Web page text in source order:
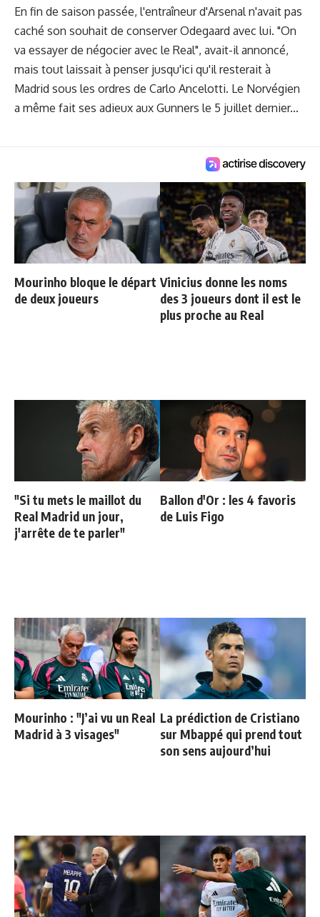
En fin de saison passée, l'entraîneur d'Arsenal n'avait pas
caché son souhait de conserver Odegaard avec lui. "On
va essayer de négocier avec le Real", avait-il annoncé,
mais tout laissait à penser jusqu'ici qu'il resterait à
Madrid sous les ordres de Carlo Ancelotti. Le Norvégien
a même fait ses adieux aux Gunners le 5 juillet dernier...
Mourinho bloque le départ
de deux joueurs
Vinicius donne les noms
des 3 joueurs dont il est le
plus proche au Real
"Si tu mets le maillot du
Real Madrid un jour,
j'arrête de te parler"
Ballon d'Or : les 4 favoris
de Luis Figo
Mourinho : "J’ai vu un Real
Madrid à 3 visages"
La prédiction de Cristiano
sur Mbappé qui prend tout
son sens aujourd’hui